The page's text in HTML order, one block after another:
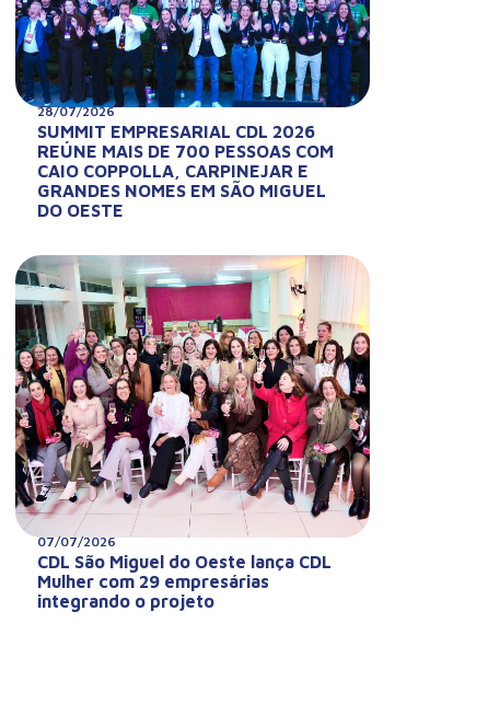
28/07/2026
SUMMIT EMPRESARIAL CDL 2026
REÚNE MAIS DE 700 PESSOAS COM
CAIO COPPOLLA, CARPINEJAR E
GRANDES NOMES EM SÃO MIGUEL
DO OESTE
07/07/2026
CDL São Miguel do Oeste lança CDL
Mulher com 29 empresárias
integrando o projeto